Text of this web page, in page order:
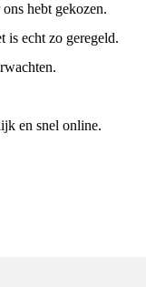
hebt gekozen.
is echt zo geregeld.
en snel online.